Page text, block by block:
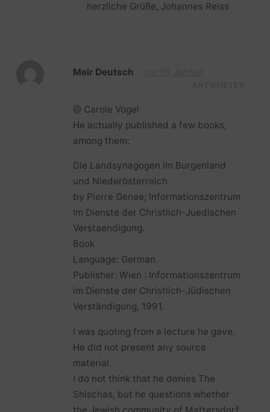
herzliche Grüße, Johannes Reiss
Meir Deutsch
@ Carole Vogel
He actually published a few books,
among them:
Die Landsynagogen im Burgenland
und Niederösterreich
by Pierre Genee; Informationszentrum
Im Dienste der Christlich-Juedischen
Verstaendigung.
Book
Language: German
Publisher: Wien : Informationszentrum
im Dienste der Christlich-Jüdischen
Verständigung, 1991.
I was quoting from a lecture he gave.
He did not present any source
material.
I do not think that he denies The
Shischas, but he questions whether
the Jewish community of Mattersdorf